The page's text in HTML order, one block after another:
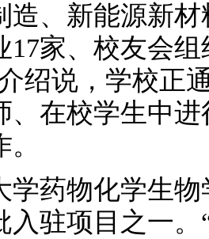
造、新能源新
17家、校友会
绍说，学校正
、在校学生中
物化学生物
入驻项目之一